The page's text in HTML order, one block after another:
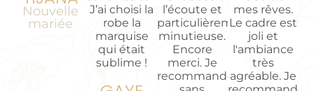
Nouvelle
mariée
J’ai choisi la
robe la
marquise
qui était
sublime !
l’écoute et
particulièrement
minutieuse.
Encore
merci. Je
recommande
mes rêves.
Le cadre est
joli et
l'ambiance
très
agréable. Je